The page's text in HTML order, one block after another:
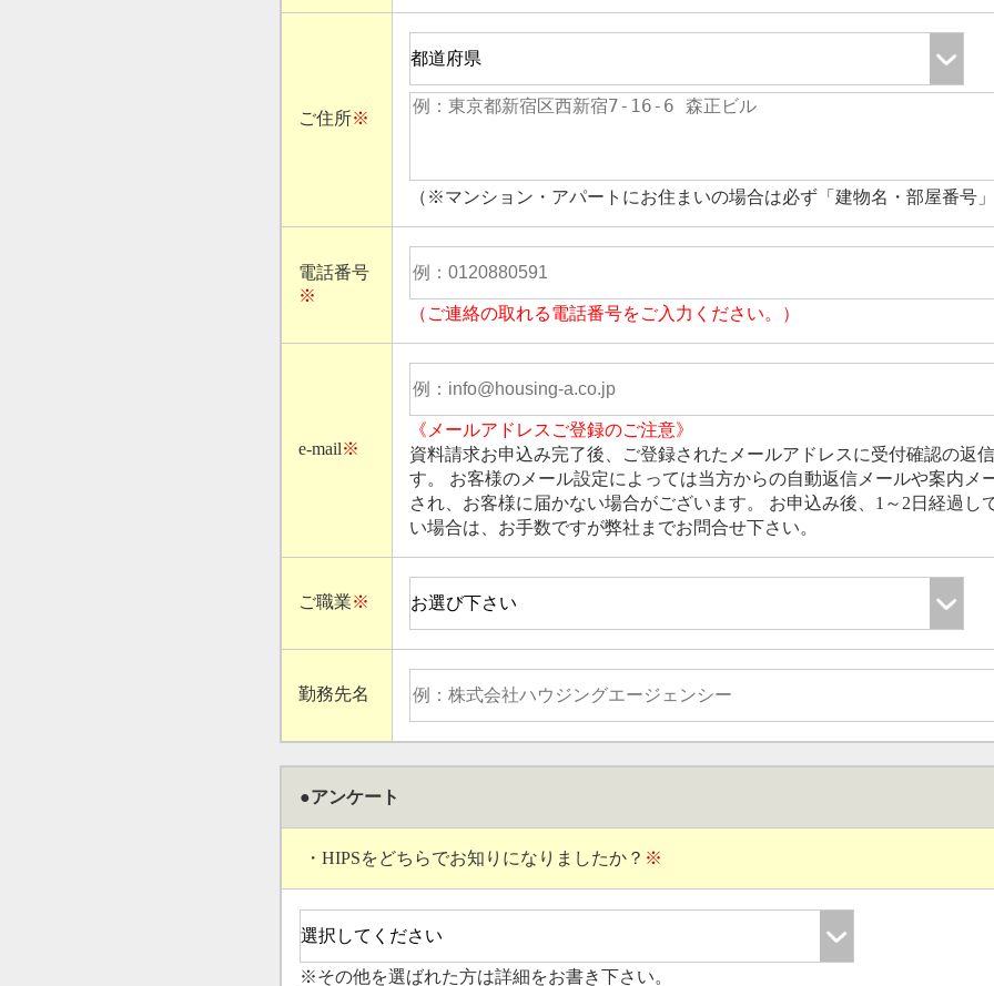
ご住所※
（※マンション・アパートにお住まいの場合は必ず「建物名・部屋番号
電話番号
※
（ご連絡の取れる電話番号をご入力ください。）
e-mail※
《メールアドレスご登録のご注意》
資料請求お申込み完了後、ご登録されたメールアドレスに受付確認の返
す。 お客様のメール設定によっては当方からの自動返信メールや案内メ
され、お客様に届かない場合がございます。 お申込み後、1～2日経過し
い場合は、お手数ですが弊社までお問合せ下さい。
ご職業※
勤務先名
●アンケート
・HIPSをどちらでお知りになりましたか？ ※
※その他を選ばれた方は詳細をお書き下さい。